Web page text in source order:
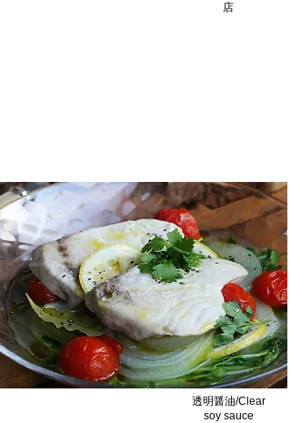
店
透明すぎる「冷たいコーンポタ
ージュ」
とうもろこしの甘みを最大限に引き出したジ
ュレと、芯を焦がした香ばしい焼きとうもろ
こしのジュレ
透明醤油/Clear
soy sauce